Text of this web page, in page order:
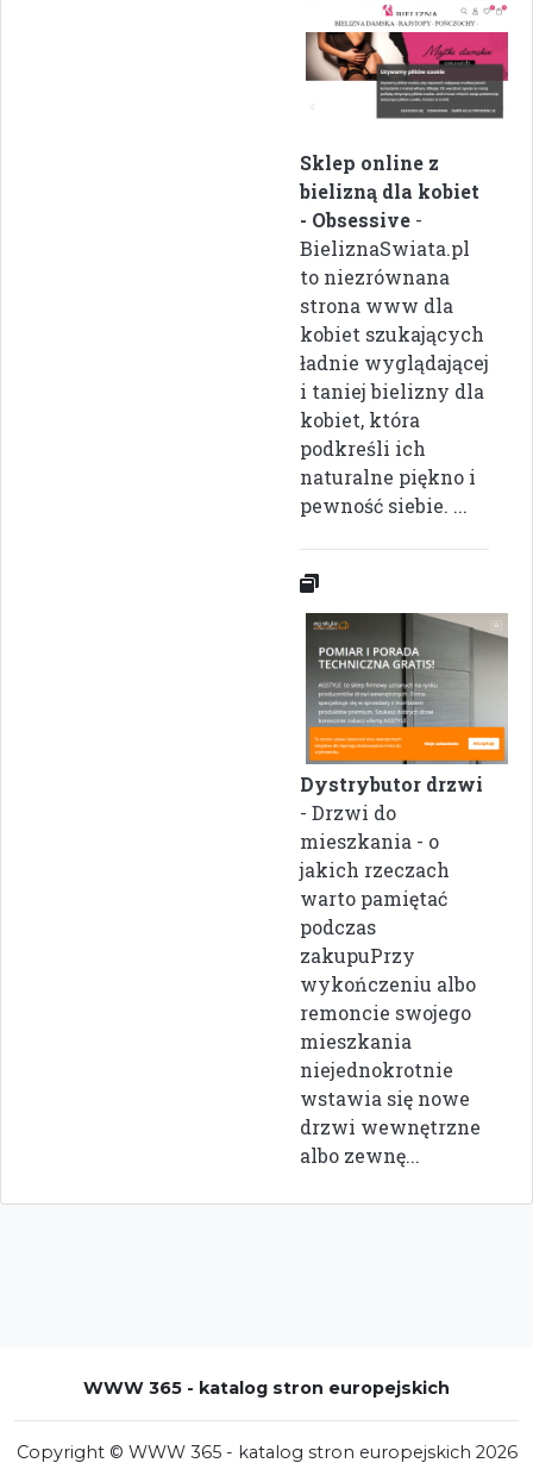
Sklep online z
bielizną dla kobiet
- Obsessive -
BieliznaSwiata.pl
to niezrównana
strona www dla
kobiet szukających
ładnie wyglądającej
i taniej bielizny dla
kobiet, która
podkreśli ich
naturalne piękno i
pewność siebie. ...
Dystrybutor drzwi
- Drzwi do
mieszkania - o
jakich rzeczach
warto pamiętać
podczas
zakupuPrzy
wykończeniu albo
remoncie swojego
mieszkania
niejednokrotnie
wstawia się nowe
drzwi wewnętrzne
albo zewnę...
WWW 365 - katalog stron europejskich
Copyright © WWW 365 - katalog stron europejskich 2026